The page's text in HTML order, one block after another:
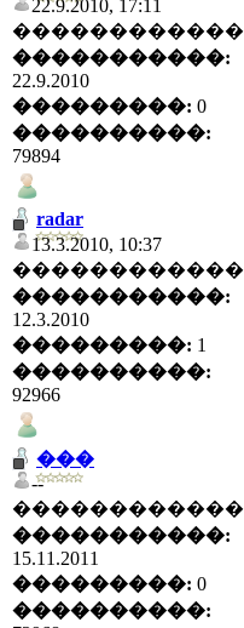
22.9.2010, 17:11
������������
�����������:
22.9.2010
���������: 0
����������:
79894
radar
13.3.2010, 10:37
������������
�����������:
12.3.2010
���������: 1
����������:
92966
���
--
������������
�����������:
15.11.2011
���������: 0
����������: